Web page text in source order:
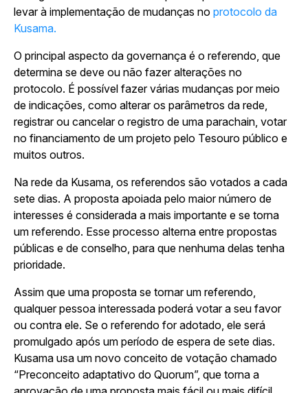
levar à implementação de mudanças no protocolo da
Kusama.
O principal aspecto da governança é o referendo, que
determina se deve ou não fazer alterações no
protocolo. É possível fazer várias mudanças por meio
de indicações, como alterar os parâmetros da rede,
registrar ou cancelar o registro de uma parachain, votar
no financiamento de um projeto pelo Tesouro público e
muitos outros.
Na rede da Kusama, os referendos são votados a cada
sete dias. A proposta apoiada pelo maior número de
interesses é considerada a mais importante e se torna
um referendo. Esse processo alterna entre propostas
públicas e de conselho, para que nenhuma delas tenha
prioridade.
Assim que uma proposta se tornar um referendo,
qualquer pessoa interessada poderá votar a seu favor
ou contra ele. Se o referendo for adotado, ele será
promulgado após um período de espera de sete dias.
Kusama usa um novo conceito de votação chamado
“Preconceito adaptativo do Quorum”, que torna a